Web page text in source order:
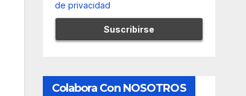
de privacidad
Colabora Con NOSOTROS